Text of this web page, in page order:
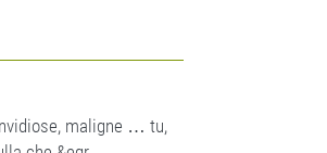
maligne … tu,